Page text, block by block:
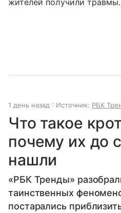
1 день назад Источник: РБК
Что такое
почему их до
нашли
«РБК Тренды»
таинственных
постарались